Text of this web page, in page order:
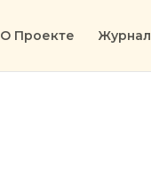
О Проекте Журнал